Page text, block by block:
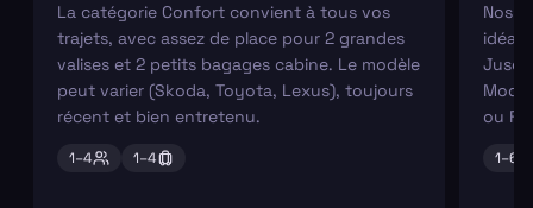
La catégorie Confort convient à tous vos
trajets, avec assez de place pour 2 grandes
valises et 2 petits bagages cabine. Le modèle
peut varier (Skoda, Toyota, Lexus), toujours
récent et bien entretenu.
1–4 1–4
Nos
ou
1–6